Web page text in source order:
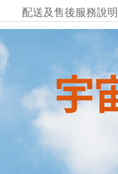
配送及售後服務說明